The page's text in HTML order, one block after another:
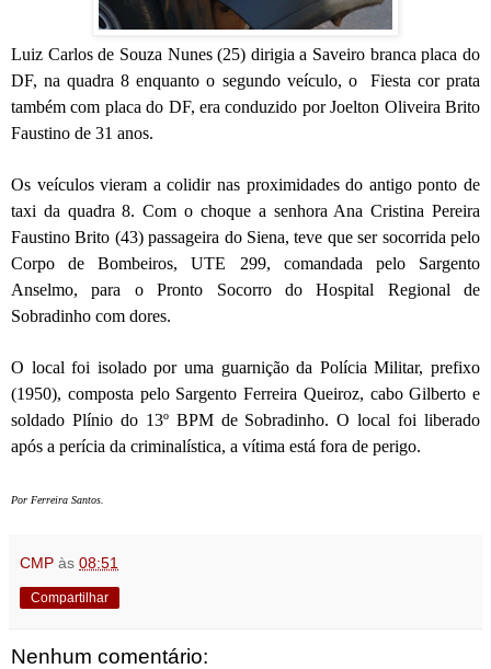
Luiz Carlos de Souza Nunes (25) dirigia a Saveiro branca placa do
DF, na quadra 8 enquanto o segundo veículo, o Fiesta cor prata
também com placa do DF, era conduzido por Joelton Oliveira Brito
Faustino de 31 anos.
Os veículos vieram a colidir nas proximidades do antigo ponto de
taxi da quadra 8. Com o choque a senhora Ana Cristina Pereira
Faustino Brito (43) passageira do Siena, teve que ser socorrida pelo
Corpo de Bombeiros, UTE 299, comandada pelo Sargento
Anselmo, para o Pronto Socorro do Hospital Regional de
Sobradinho com dores.
O local foi isolado por uma guarnição da Polícia Militar, prefixo
(1950), composta pelo Sargento Ferreira Queiroz, cabo Gilberto e
soldado Plínio do 13º BPM de Sobradinho. O local foi liberado
após a perícia da criminalística, a vítima está fora de perigo.
Por Ferreira Santos.
CMP às 08:51
Compartilhar
Nenhum comentário: